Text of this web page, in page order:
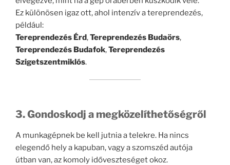
Ez különösen igaz ott, ahol intenzív a tereprendezés,
például:
Tereprendezés Érd,Tereprendezés Budaörs,
Tereprendezés Budafok,Tereprendezés
Szigetszentmiklós.
3. Gondoskodj a megközelíthetőségről
A munkagépnek be kell jutnia a telekre. Ha nincs
elegendő hely a kapuban, vagy a szomszéd autója
útban van, az komoly időveszteséget okoz.